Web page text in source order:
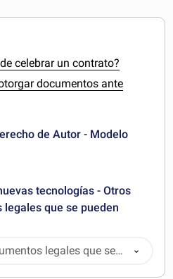
celebrar un contrato?
documentos ante
de Autor - Modelo
tecnologías - Otros
que se pueden
legales que se